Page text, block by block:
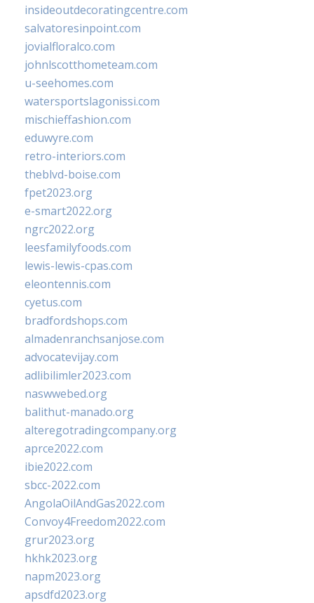
insideoutdecoratingcentre.com
salvatoresinpoint.com
jovialfloralco.com
johnlscotthometeam.com
u-seehomes.com
watersportslagonissi.com
mischieffashion.com
eduwyre.com
retro-interiors.com
theblvd-boise.com
fpet2023.org
e-smart2022.org
ngrc2022.org
leesfamilyfoods.com
lewis-lewis-cpas.com
eleontennis.com
cyetus.com
bradfordshops.com
almadenranchsanjose.com
advocatevijay.com
adlibilimler2023.com
naswwebed.org
balithut-manado.org
alteregotradingcompany.org
aprce2022.com
ibie2022.com
sbcc-2022.com
AngolaOilAndGas2022.com
Convoy4Freedom2022.com
grur2023.org
hkhk2023.org
napm2023.org
apsdfd2023.org